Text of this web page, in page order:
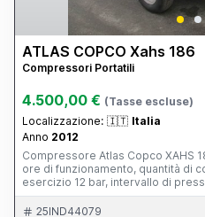
ATLAS COPCO Xahs 186
Compressori Portatili
4.500,00 € (Tasse escluse)
Localizzazione: 🇮🇹 Italia
Anno 2012
Compressore Atlas Copco XAHS
ore di funzionamento, quantità di
esercizio 12 bar, intervallo di
D2013L04, potenza motore 104
mm, peso 1890 KG, Serbatoio
25IND44079